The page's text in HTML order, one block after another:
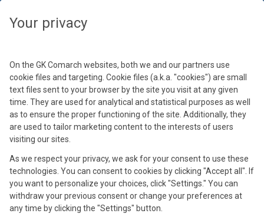
Kontynuuj
Your privacy
On the GK Comarch websites, both we and our partners use
cookie files and targeting. Cookie files (a.k.a. "cookies") are small
text files sent to your browser by the site you visit at any given
time. They are used for analytical and statistical purposes as well
as to ensure the proper functioning of the site. Additionally, they
are used to tailor marketing content to the interests of users
visiting our sites.
As we respect your privacy, we ask for your consent to use these
technologies. You can consent to cookies by clicking "Accept all". If
you want to personalize your choices, click "Settings." You can
withdraw your previous consent or change your preferences at
any time by clicking the "Settings" button.
Magdalena Mamcarczyk
Product Marketing Manager
Absolwentka Uniwersytetu Jagiellońskiego, związana z firmą